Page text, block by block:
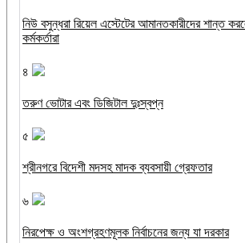
নিউ বসুন্ধরা রিয়েল এস্টেটের আমানতকারীদের শান্ত
কর্মকর্তারা
৪
তরুণ ভোটার এবং ডিজিটাল দুঃস্বপ্ন
৫
শ্রীনগরে বিদেশী মদসহ মাদক ব্যবসায়ী গ্রেফতার
৬
নিরপেক্ষ ও অংশগ্রহণমূলক নির্বাচনের জন্য যা দরকার